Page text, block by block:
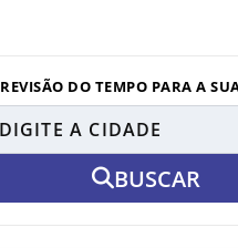
DO TEMPO PARA A
BUSCAR